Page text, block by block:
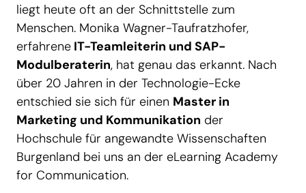
liegt heute oft an der Schnittstelle zum
Menschen. Monika Wagner-Taufratzhofer,
erfahrene IT-Teamleiterin und SAP-
Modulberaterin, hat genau das erkannt. Nach
über 20 Jahren in der Technologie-Ecke
entschied sie sich für einen Master in
Marketing und Kommunikation der
Hochschule für angewandte Wissenschaften
Burgenland bei uns an der eLearning Academy
for Communication.